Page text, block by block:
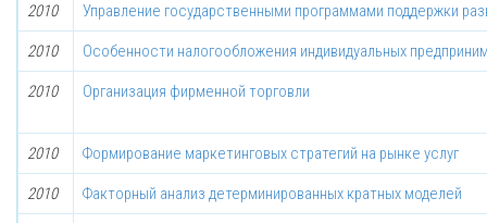
2010 Управление государственными программами поддержки
2010 Особенности налогообложения индивидуальных
2010 Организация фирменной торговли
2010 Формирование маркетинговых стратегий на рынке услуг
2010 Факторный анализ детерминированных кратных моделей